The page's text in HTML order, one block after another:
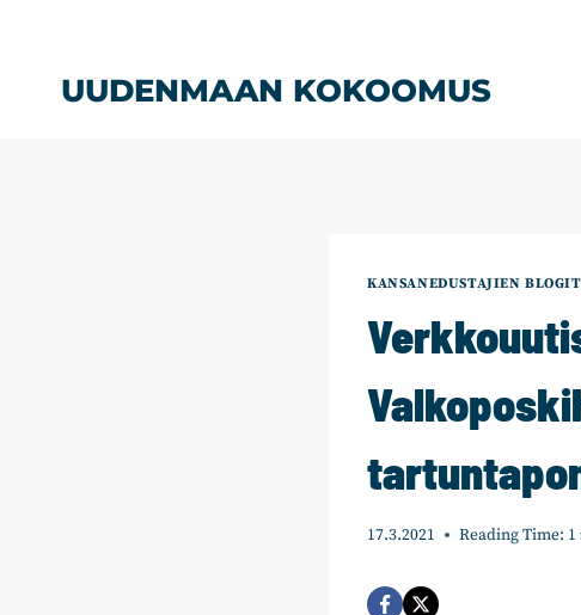
UUDENMAAN KOKOOMUS
KANSANEDUSTAJIEN BLOGIT
17.3.2021 Reading Time: 1